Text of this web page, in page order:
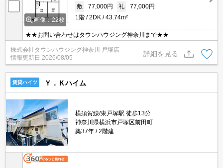
画像：22枚
敷
77,000円 礼
77,000円
1階
2DK 43.74m²
★★お問い合わせはタウンハウジング神奈川まで★★
株式会社タウンハウジング神奈川 戸塚店
情報更新日 2026/08/05
詳細を見る
賃貸ハイツ Ｙ．Ｋハイム
横須賀線/東戸塚駅 徒歩13分
神奈川県横浜市戸塚区前田町
築37年
2階建